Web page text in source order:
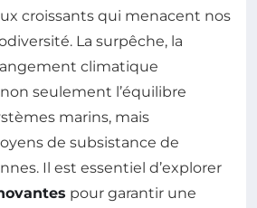
croissants qui menacent nos
La surpêche, la
climatique
seulement l’équilibre
marins, mais
de subsistance de
Il est essentiel d’explorer
pour garantir une